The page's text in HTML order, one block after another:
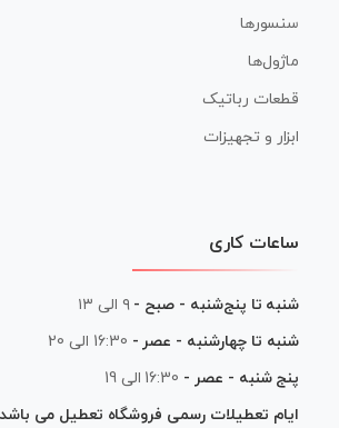
سنسورها
ماژول‌ها
قطعات رباتیک
ابزار و تجهیزات
ساعات کاری
شنبه تا پنج‌شنبه - صبح - ۹ الی ۱۳
شنبه تا چهارشنبه - عصر - 16:30 الی 20
پنج شنبه - عصر - 16:30 الی 19
ایام تعطیلات رسمی فروشگاه تعطیل می باشد